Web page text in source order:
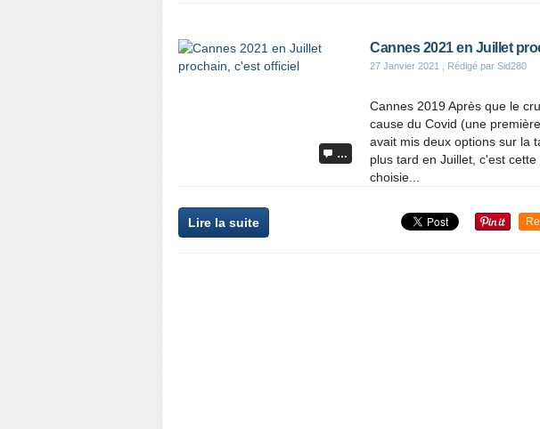
…
Cannes 2021 en Juillet
27 Janvier 2021 , Rédigé par Sid280
Cannes 2019 Après que le
cause du Covid (une
avait mis deux options sur la
plus tard en Juillet, c'est
choisie...
Lire la suite